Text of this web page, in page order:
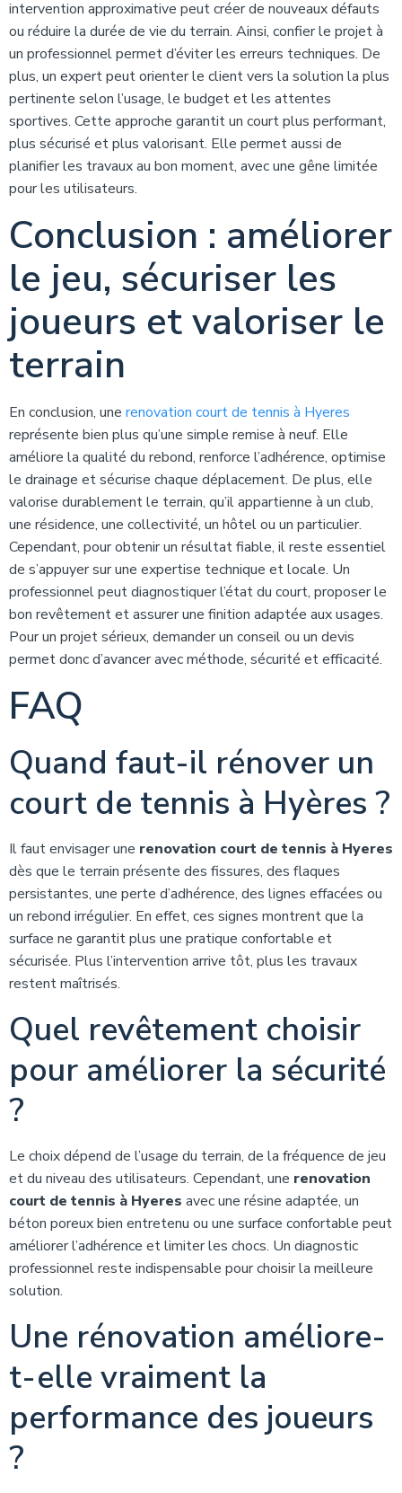
intervention approximative peut créer de nouveaux défauts
ou réduire la durée de vie du terrain. Ainsi, confier le projet à
un professionnel permet d’éviter les erreurs techniques. De
plus, un expert peut orienter le client vers la solution la plus
pertinente selon l’usage, le budget et les attentes
sportives. Cette approche garantit un court plus performant,
plus sécurisé et plus valorisant. Elle permet aussi de
planifier les travaux au bon moment, avec une gêne limitée
pour les utilisateurs.
Conclusion : améliorer
le jeu, sécuriser les
joueurs et valoriser le
terrain
En conclusion, une renovation court de tennis à Hyeres
représente bien plus qu’une simple remise à neuf. Elle
améliore la qualité du rebond, renforce l’adhérence, optimise
le drainage et sécurise chaque déplacement. De plus, elle
valorise durablement le terrain, qu’il appartienne à un club,
une résidence, une collectivité, un hôtel ou un particulier.
Cependant, pour obtenir un résultat fiable, il reste essentiel
de s’appuyer sur une expertise technique et locale. Un
professionnel peut diagnostiquer l’état du court, proposer le
bon revêtement et assurer une finition adaptée aux usages.
Pour un projet sérieux, demander un conseil ou un devis
permet donc d’avancer avec méthode, sécurité et efficacité.
FAQ
Quand faut-il rénover un
court de tennis à Hyères ?
Il faut envisager une renovation court de tennis à Hyeres
dès que le terrain présente des fissures, des flaques
persistantes, une perte d’adhérence, des lignes effacées ou
un rebond irrégulier. En effet, ces signes montrent que la
surface ne garantit plus une pratique confortable et
sécurisée. Plus l’intervention arrive tôt, plus les travaux
restent maîtrisés.
Quel revêtement choisir
pour améliorer la sécurité
?
Le choix dépend de l’usage du terrain, de la fréquence de jeu
et du niveau des utilisateurs. Cependant, une renovation
court de tennis à Hyeres avec une résine adaptée, un
béton poreux bien entretenu ou une surface confortable peut
améliorer l’adhérence et limiter les chocs. Un diagnostic
professionnel reste indispensable pour choisir la meilleure
solution.
Une rénovation améliore-
t-elle vraiment la
performance des joueurs
?